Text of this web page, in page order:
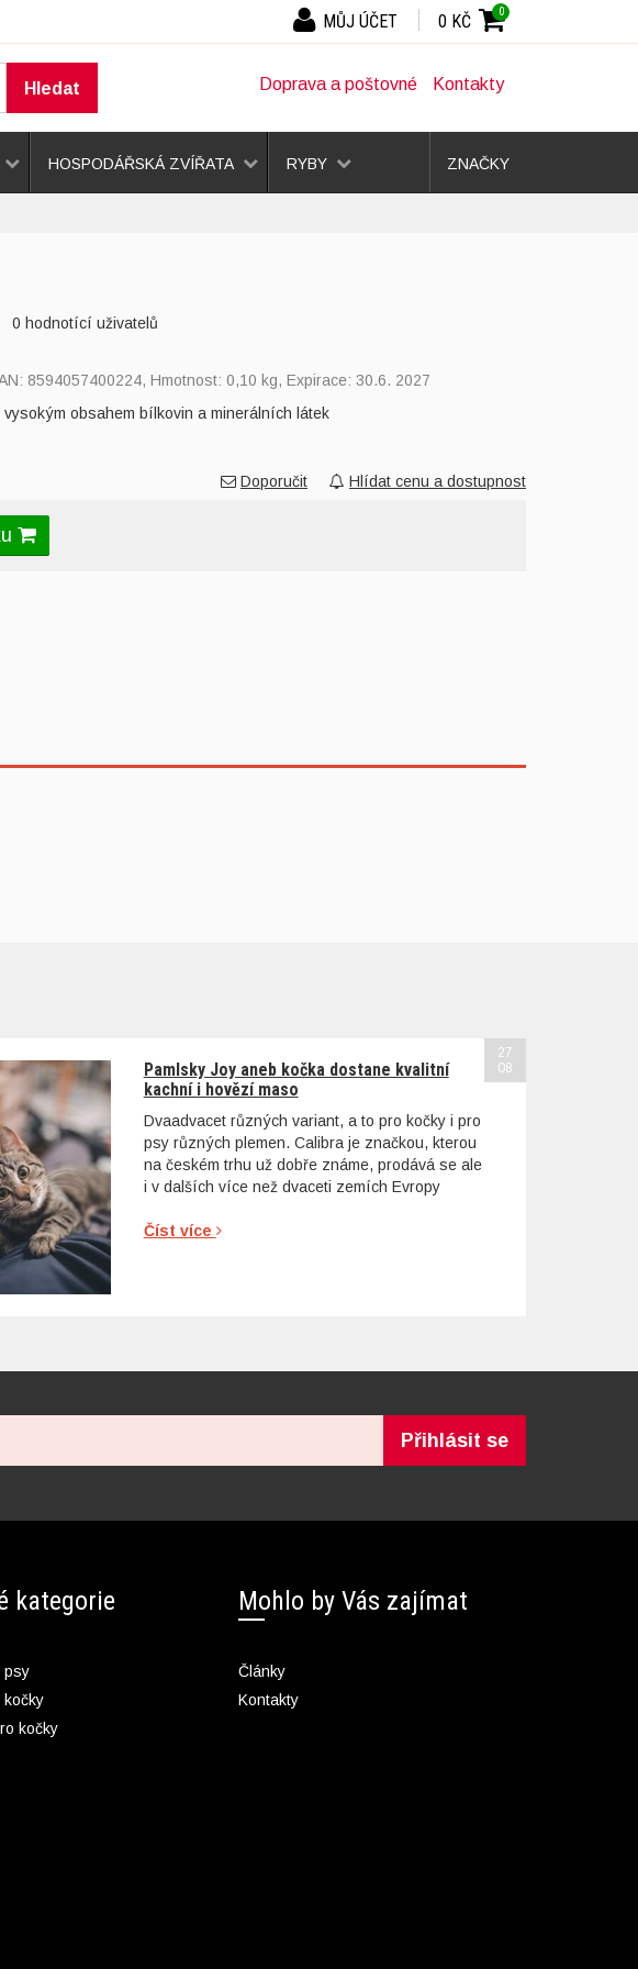
Hledat Doprava a poštovné Kontakty
0 hodnotící uživatelů
8594057400224, Hmotnost: 0,10 kg, Expirace: 30.6. 2027
obsahem bílkovin a minerálních látek
Doporučit Hlídat cenu a dostupnost
Pamlsky Joy aneb kočka dostane kvalitní
kachní i hovězí maso
Dvaadvacet různých variant, a to pro kočky i pro
psy různých plemen. Calibra je značkou, kterou
na českém trhu už dobře známe, prodává se ale
i v dalších více než dvaceti zemích Evropy
Číst více
27
08
Přihlásit se
kategorie
psy
kočky
kočky
Mohlo by Vás zajímat
Články
Kontakty
HOSPODÁŘSKÁ ZVÍŘATA RYBY ZNAČKY
0 KČ 0
MŮJ ÚČET